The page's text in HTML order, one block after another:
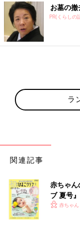
お墓の
PR(くらしの
ラ
関連記事
赤ちゃ
ブ 夏号
く！ お
赤ちゃん